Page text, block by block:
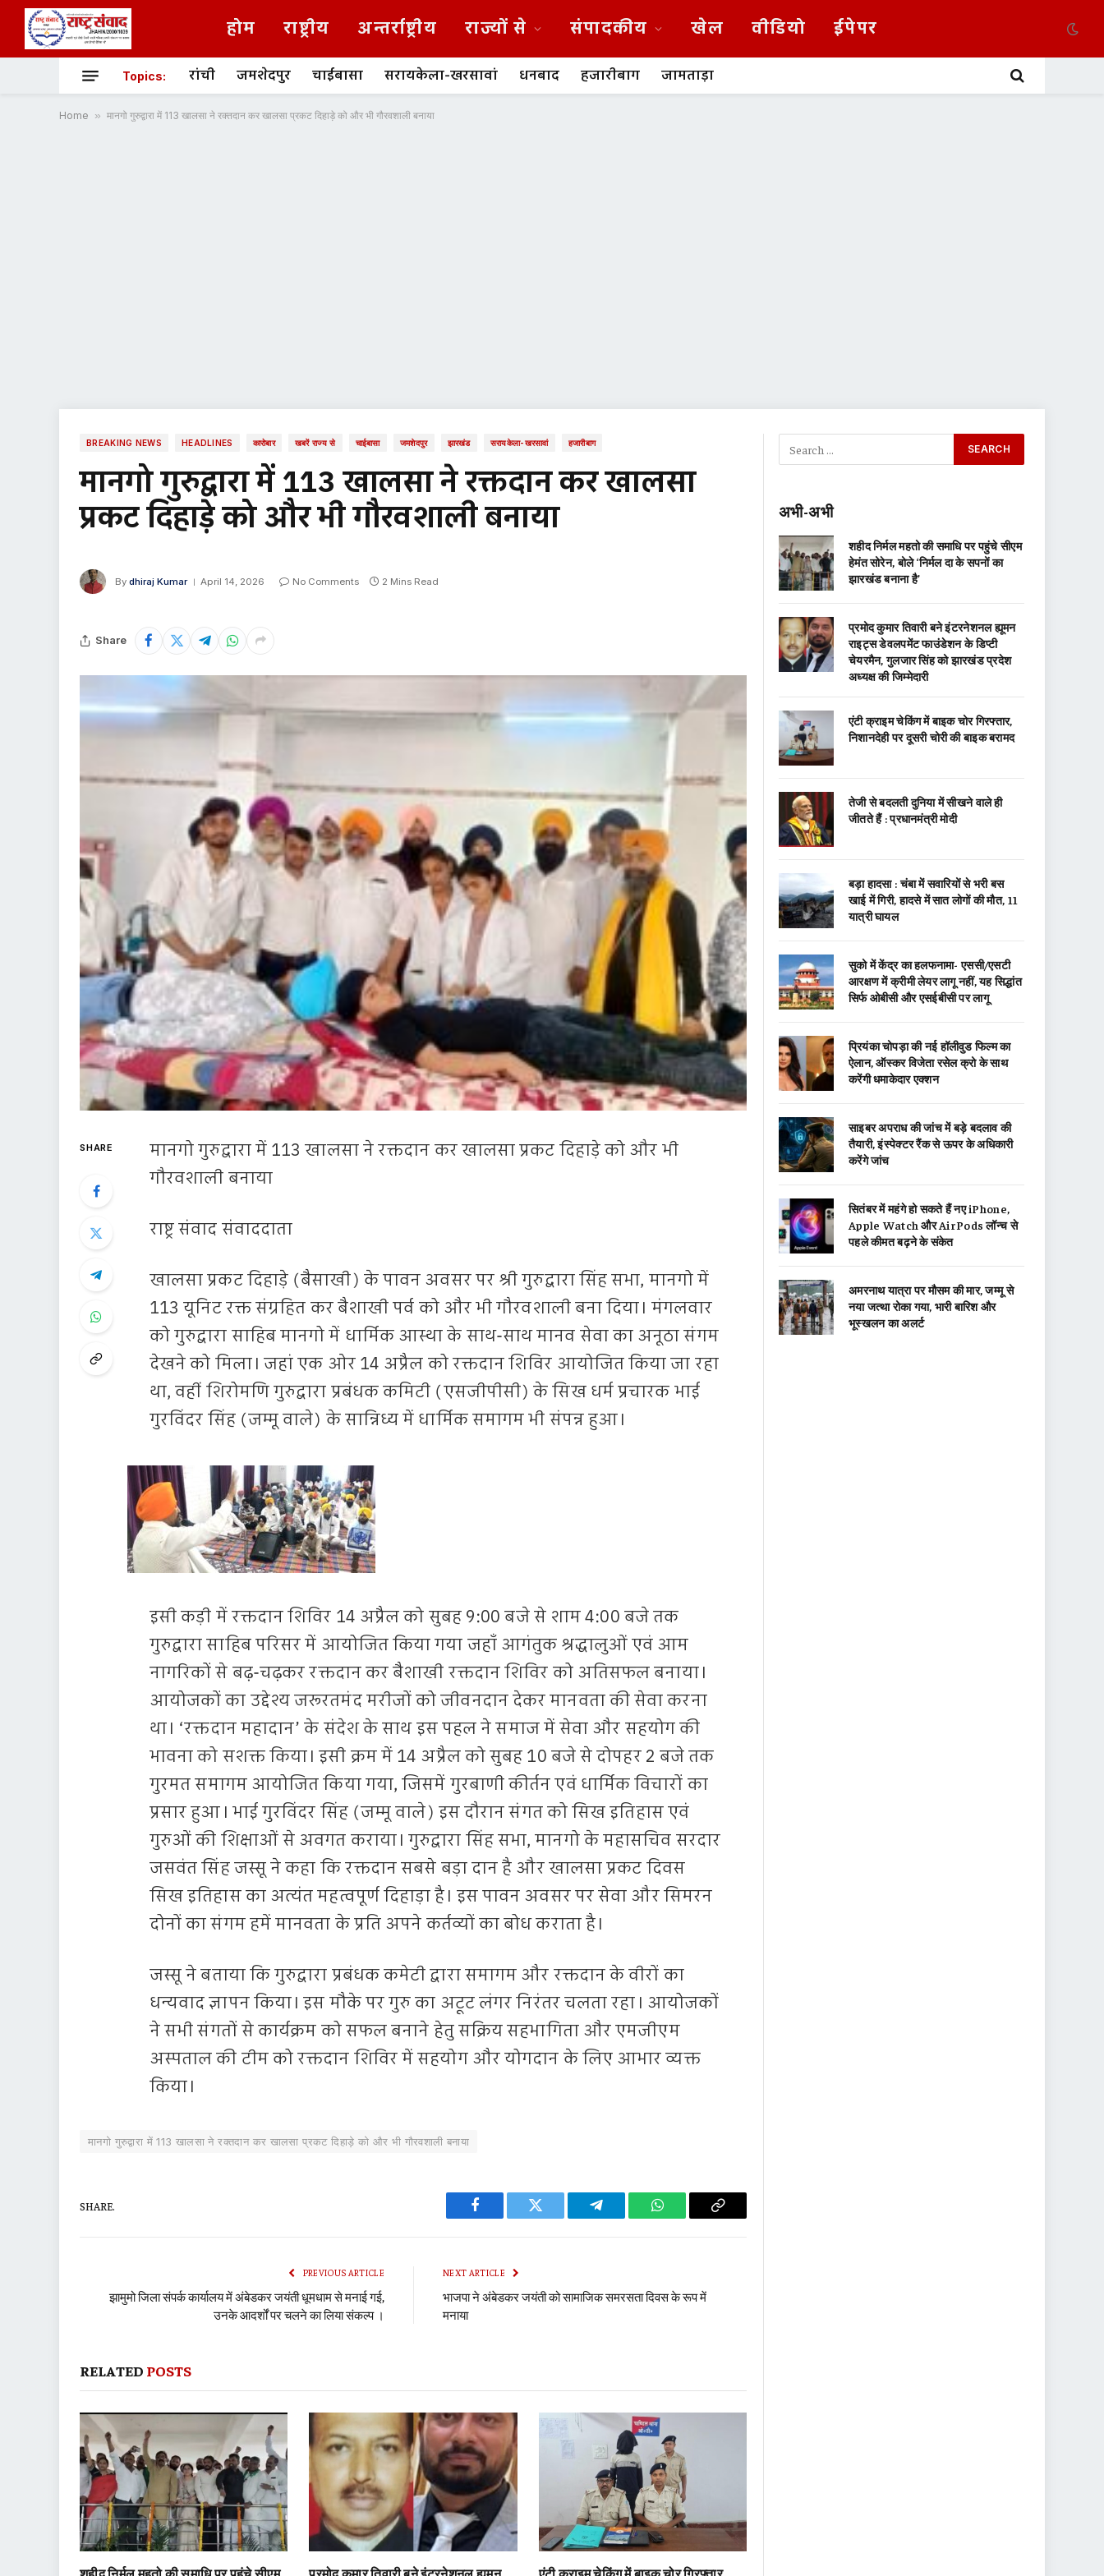
होम राष्ट्रीय अन्तर्राष्ट्रीय राज्यों से संपादकीय खेल वीडियो ईपेपर
Topics: रांची जमशेदपुर चाईबासा सरायकेला-खरसावां धनबाद हजारीबाग जामताड़ा
Home » मानगो गुरुद्वारा में 113 खालसा ने रक्तदान कर खालसा प्रकट दिहाड़े को और भी गौरवशाली बनाया
BREAKING NEWS HEADLINES कारोबार खबरें राज्य से चाईबासा जमशेदपुर झारखंड सरायकेला-खरसावां हजारीबाग
मानगो गुरुद्वारा में 113 खालसा ने रक्तदान कर खालसा
प्रकट दिहाड़े को और भी गौरवशाली बनाया
By dhiraj Kumar April 14, 2026 No Comments 2 Mins Read
Share
SHARE
मानगो गुरुद्वारा में 113 खालसा ने रक्तदान कर खालसा प्रकट दिहाड़े को और भी
गौरवशाली बनाया
राष्ट्र संवाद संवाददाता
खालसा प्रकट दिहाड़े (बैसाखी) के पावन अवसर पर श्री गुरुद्वारा सिंह सभा, मानगो में
113 यूनिट रक्त संग्रहित कर बैशाखी पर्व को और भी गौरवशाली बना दिया। मंगलवार
को गुरुद्वारा साहिब मानगो में धार्मिक आस्था के साथ-साथ मानव सेवा का अनूठा संगम
देखने को मिला। जहां एक ओर 14 अप्रैल को रक्तदान शिविर आयोजित किया जा रहा
था, वहीं शिरोमणि गुरुद्वारा प्रबंधक कमिटी (एसजीपीसी) के सिख धर्म प्रचारक भाई
गुरविंदर सिंह (जम्मू वाले) के सान्निध्य में धार्मिक समागम भी संपन्न हुआ।
इसी कड़ी में रक्तदान शिविर 14 अप्रैल को सुबह 9:00 बजे से शाम 4:00 बजे तक
गुरुद्वारा साहिब परिसर में आयोजित किया गया जहाँ आगंतुक श्रद्धालुओं एवं आम
नागरिकों से बढ़-चढ़कर रक्तदान कर बैशाखी रक्तदान शिविर को अतिसफल बनाया।
आयोजकों का उद्देश्य जरूरतमंद मरीजों को जीवनदान देकर मानवता की सेवा करना
था। ‘रक्तदान महादान’ के संदेश के साथ इस पहल ने समाज में सेवा और सहयोग की
भावना को सशक्त किया। इसी क्रम में 14 अप्रैल को सुबह 10 बजे से दोपहर 2 बजे तक
गुरमत समागम आयोजित किया गया, जिसमें गुरबाणी कीर्तन एवं धार्मिक विचारों का
प्रसार हुआ। भाई गुरविंदर सिंह (जम्मू वाले) इस दौरान संगत को सिख इतिहास एवं
गुरुओं की शिक्षाओं से अवगत कराया। गुरुद्वारा सिंह सभा, मानगो के महासचिव सरदार
जसवंत सिंह जस्सू ने कहा कि रक्तदान सबसे बड़ा दान है और खालसा प्रकट दिवस
सिख इतिहास का अत्यंत महत्वपूर्ण दिहाड़ा है। इस पावन अवसर पर सेवा और सिमरन
दोनों का संगम हमें मानवता के प्रति अपने कर्तव्यों का बोध कराता है।
जस्सू ने बताया कि गुरुद्वारा प्रबंधक कमेटी द्वारा समागम और रक्तदान के वीरों का
धन्यवाद ज्ञापन किया। इस मौके पर गुरु का अटूट लंगर निरंतर चलता रहा। आयोजकों
ने सभी संगतों से कार्यक्रम को सफल बनाने हेतु सक्रिय सहभागिता और एमजीएम
अस्पताल की टीम को रक्तदान शिविर में सहयोग और योगदान के लिए आभार व्यक्त
किया।
मानगो गुरुद्वारा में 113 खालसा ने रक्तदान कर खालसा प्रकट दिहाड़े को और भी गौरवशाली बनाया
SHARE.
Facebook Twitter Telegram WhatsAppCopy
PREVIOUS ARTICLE
झामुमो जिला संपर्क कार्यालय में अंबेडकर जयंती धूमधाम से मनाई गई,
उनके आदर्शों पर चलने का लिया संकल्प ।
NEXT ARTICLE
भाजपा ने अंबेडकर जयंती को सामाजिक समरसता दिवस के रूप में
मनाया
RELATED POSTS
शहीद निर्मल महतो की समाधि पर पहुंचे सीएम प्रमोद कुमार तिवारी बने इंटरनेशनल ह्यूमन एंटी क्राइम चेकिंग में बाइक चोर गिरफ्तार,
अभी-अभी
शहीद निर्मल महतो की समाधि पर पहुंचे सीएम
हेमंत सोरेन, बोले ‘निर्मल दा के सपनों का
झारखंड बनाना है’
प्रमोद कुमार तिवारी बने इंटरनेशनल ह्यूमन
राइट्स डेवलपमेंट फाउंडेशन के डिप्टी
चेयरमैन, गुलजार सिंह को झारखंड प्रदेश
अध्यक्ष की जिम्मेदारी
एंटी क्राइम चेकिंग में बाइक चोर गिरफ्तार,
निशानदेही पर दूसरी चोरी की बाइक बरामद
तेजी से बदलती दुनिया में सीखने वाले ही
जीतते हैं : प्रधानमंत्री मोदी
बड़ा हादसा : चंबा में सवारियों से भरी बस
खाई में गिरी, हादसे में सात लोगों की मौत, 11
यात्री घायल
सुको में केंद्र का हलफनामा- एससी/एसटी
आरक्षण में क्रीमी लेयर लागू नहीं, यह सिद्धांत
सिर्फ ओबीसी और एसईबीसी पर लागू
प्रियंका चोपड़ा की नई हॉलीवुड फिल्म का
ऐलान, ऑस्कर विजेता रसेल क्रो के साथ
करेंगी धमाकेदार एक्शन
साइबर अपराध की जांच में बड़े बदलाव की
तैयारी, इंस्पेक्टर रैंक से ऊपर के अधिकारी
करेंगे जांच
सितंबर में महंगे हो सकते हैं नए iPhone,
Apple Watch और AirPods लॉन्च से
पहले कीमत बढ़ने के संकेत
अमरनाथ यात्रा पर मौसम की मार, जम्मू से
नया जत्था रोका गया, भारी बारिश और
भूस्खलन का अलर्ट